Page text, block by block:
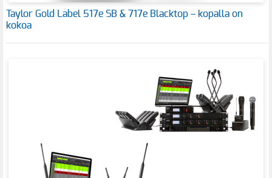
Taylor Gold Label 517e SB & 717e Blacktop – kopalla on
kokoa